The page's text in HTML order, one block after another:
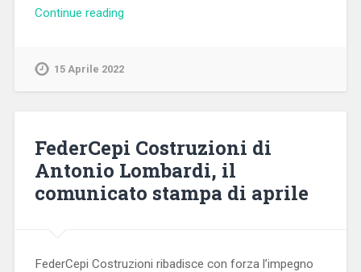
Continue reading
15 Aprile 2022
FederCepi Costruzioni di
Antonio Lombardi, il
comunicato stampa di aprile
FederCepi Costruzioni ribadisce con forza l’impegno